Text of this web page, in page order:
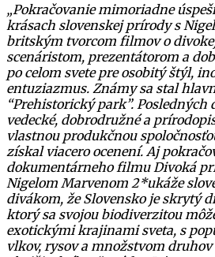
„Pokračovanie mimoriadne
krásach slovenskej prírody s
britským tvorcom filmov o
scenáristom, prezentátorom a
po celom svete pre osobitý štýl,
entuziazmus. Známy sa stal
“Prehistorický park”. Posledných
vedecké, dobrodružné a
vlastnou produkčnou
získal viacero ocenení. Aj
dokumentárneho filmu Divoká
Nigelom Marvenom 2*ukáže
divákom, že Slovensko je skrytý
ktorý sa svojou biodiverzitou
exotickými krajinami sveta, s
vlkov, rysov a množstvom druhov